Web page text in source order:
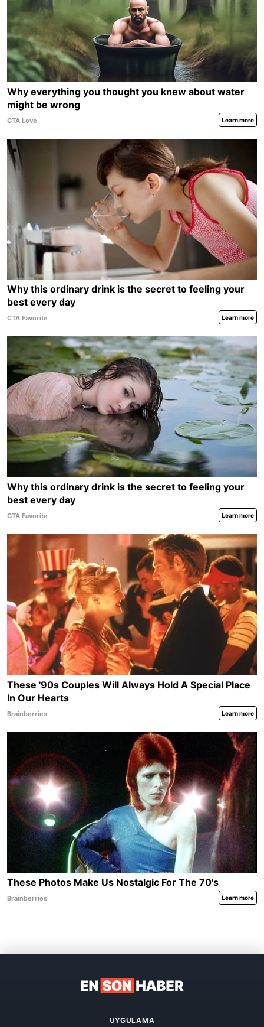
UYGULAMA